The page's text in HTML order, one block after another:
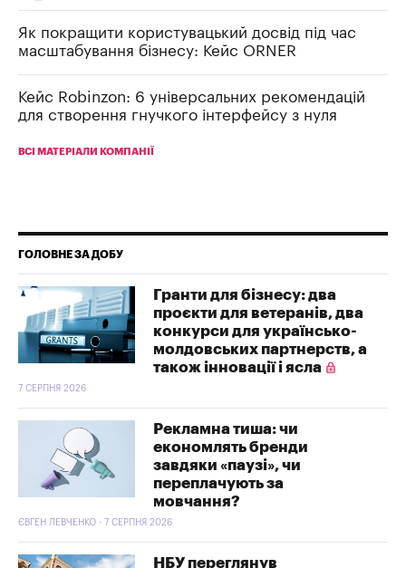
Як покращити користувацький досвід під час
масштабування бізнесу: Кейс ORNER
Кейс Robinzon: 6 універсальних рекомендацій
для створення гнучкого інтерфейсу з нуля
ВСІ МАТЕРІАЛИ КОМПАНІЇ
ГОЛОВНЕ ЗА ДОБУ
Гранти для бізнесу: два
проєкти для ветеранів, два
конкурси для українсько-
молдовських партнерств, а
також інновації і ясла
7 СЕРПНЯ 2026
Рекламна тиша: чи
економлять бренди
завдяки «паузі», чи
переплачують за
мовчання?
ЄВГЕН ЛЕВЧЕНКО - 7 СЕРПНЯ 2026
НБУ переглянув